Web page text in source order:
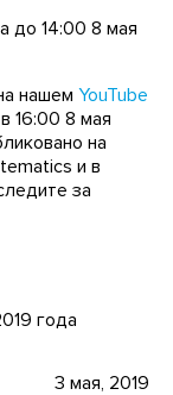
до 14:00 8 мая
нашем YouTube
16:00 8 мая
на
и в
за
года
3 мая, 2019